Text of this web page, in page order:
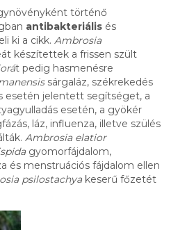
történő
antibakteriálisés
ki a cikk. Ambrosia
készítettek a frissen szült
t pedig hasmenésre
sárgaláz, székrekedés
esetén jelentett segítséget, a
esetén, a gyökér
láz, influenza, illetve szülés
Ambrosia elatior
gyomorfájdalom,
és menstruációs fájdalom ellen
psilostachyakeserű főzetét